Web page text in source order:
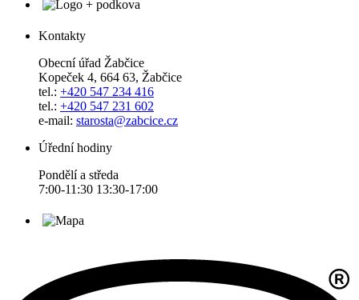
Kontakty
Obecní úřad Žabčice
Kopeček 4, 664 63, Žabčice
tel.: +420 547 234 416
tel.: +420 547 231 602
e-mail: starosta@zabcice.cz
Úřední hodiny
Pondělí a středa
7:00-11:30 13:30-17:00